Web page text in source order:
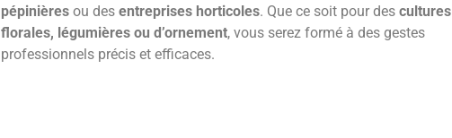
Ouvrier Maraîcher
pépinières ou des entreprises horticoles. Que ce soit pour des cultures
florales, légumières ou d’ornement, vous serez formé à des gestes
professionnels précis et efficaces.